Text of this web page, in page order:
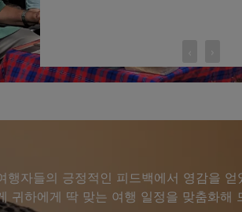
자들의 긍정적인 피드백에서 영감을 얻
귀하에게 딱 맞는 여행 일정을 맞춤화해